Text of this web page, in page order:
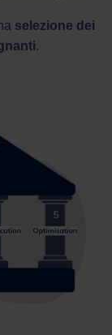
selezione dei
.